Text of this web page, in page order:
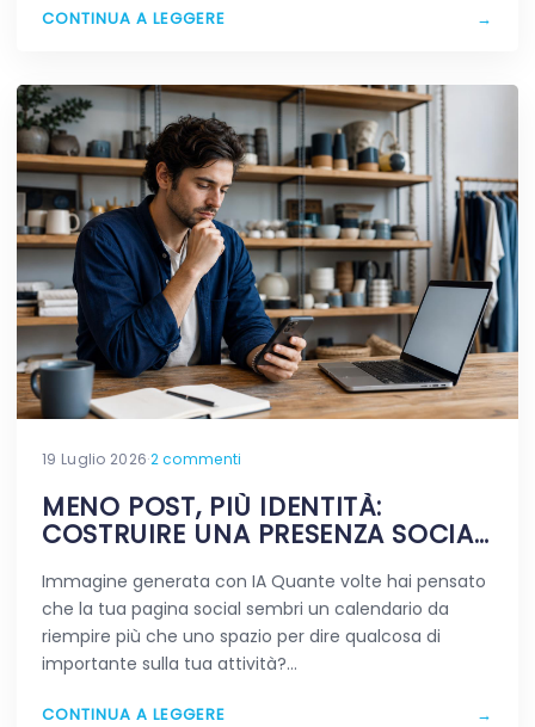
CONTINUA A LEGGERE →
19 Luglio 2026·2 commenti
MENO POST, PIÙ IDENTITÀ:
COSTRUIRE UNA PRESENZA SOCIAL
Immagine generata con IA Quante volte hai pensato
che la tua pagina social sembri un calendario da
riempire più che uno spazio per dire qualcosa di
importante sulla tua attività?…
CONTINUA A LEGGERE →